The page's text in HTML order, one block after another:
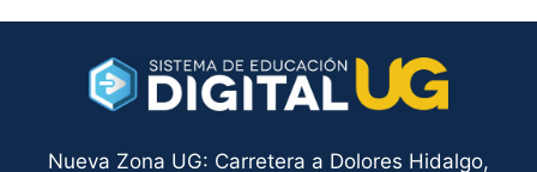
Nueva Zona UG: Carretera a Dolores Hidalgo,